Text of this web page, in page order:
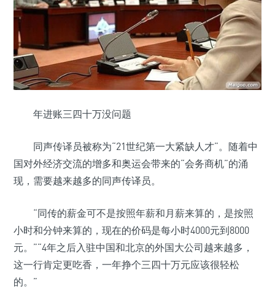
年进账三四十万没问题
同声传译员被称为“21世纪第一大紧缺人才”。随着中
国对外经济交流的增多和奥运会带来的“会务商机”的涌
现，需要越来越多的同声传译员。
“同传的薪金可不是按照年薪和月薪来算的，是按照
小时和分钟来算的，现在的价码是每小时4000元到8000
元。”“4年之后入驻中国和北京的外国大公司越来越多，
这一行肯定更吃香，一年挣个三四十万元应该很轻松
的。”